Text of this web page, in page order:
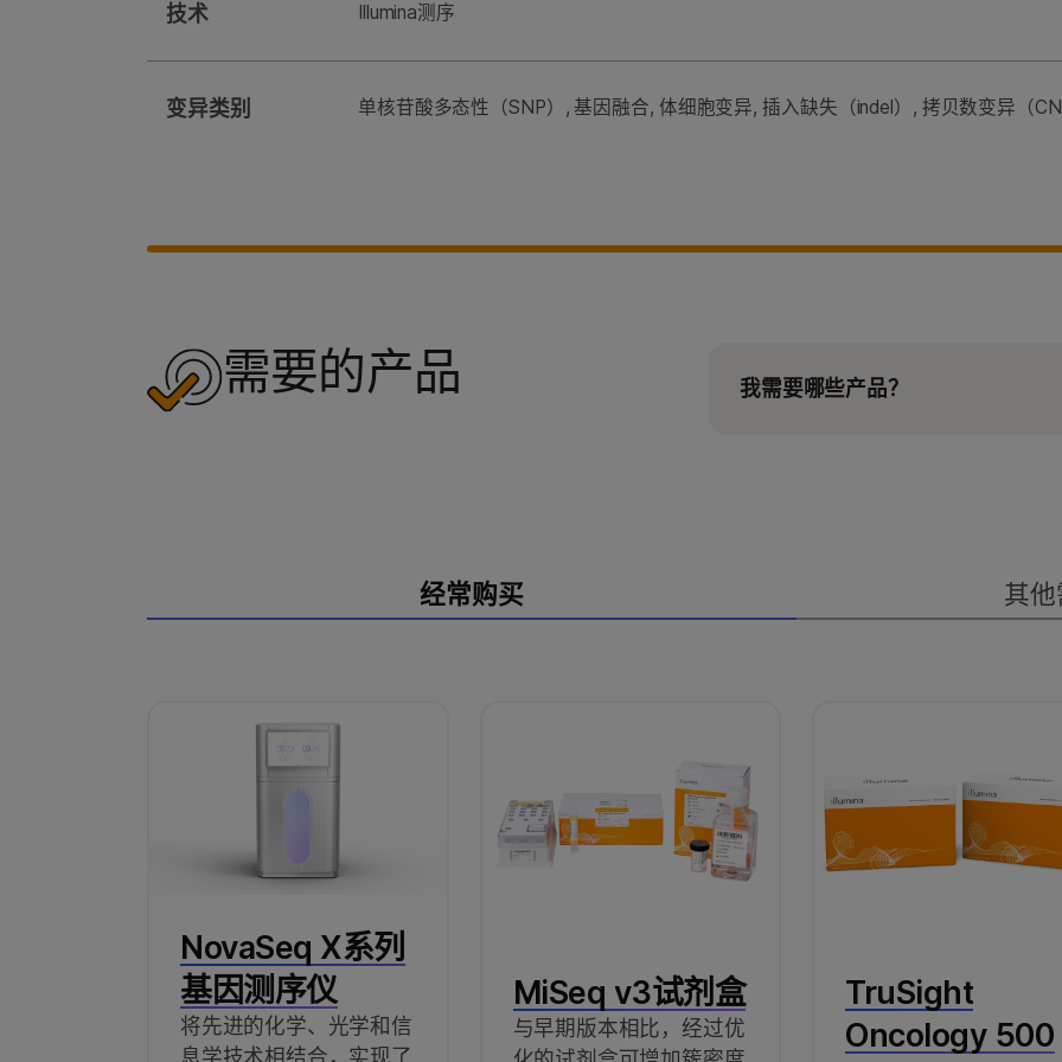
技术 Illumina测序
变异类别 单核苷酸多态性（SNP）, 基因融合, 体细胞变异, 插入缺失（indel）, 拷贝数变异（
需要的产品 我需要哪些产品？
AmpliSeq for Illumina Sample ID
AmpliSeq for Illumina Direct
实验方案使用FFPE组织制备DNA
纯化。
经常购买 其
NovaSeq X系列
基因测序仪
将先进的化学、光学和信
息学技术相结合，实现了
MiSeq v3试剂盒
与早期版本相比，经过优
TruSight
Oncology 500